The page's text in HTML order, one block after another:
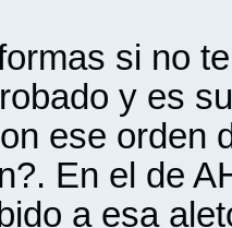
si no
y es
ese orden
En el de
a esa